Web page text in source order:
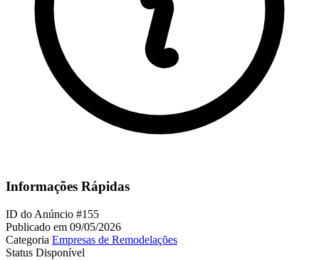
Informações Rápidas
ID do Anúncio #155
Publicado em 09/05/2026
Categoria Empresas de Remodelações
Status Disponível